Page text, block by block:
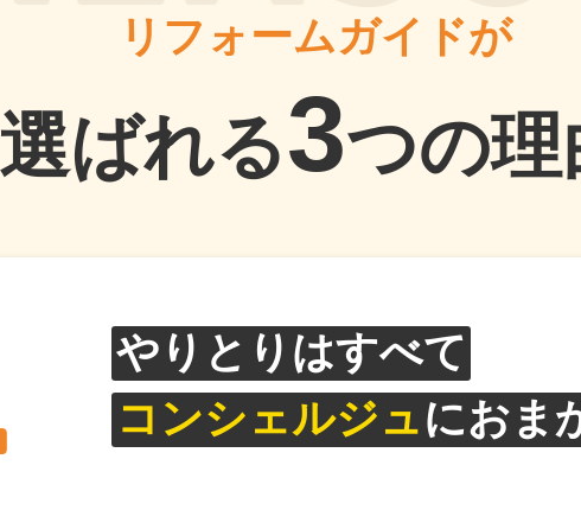
リフォームガイドが
選ばれる3つの理
やりとりはすべて
コンシェルジュにおま